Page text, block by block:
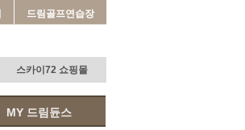
드림골프연습장
스카이72 쇼핑몰
MY 드림듄스